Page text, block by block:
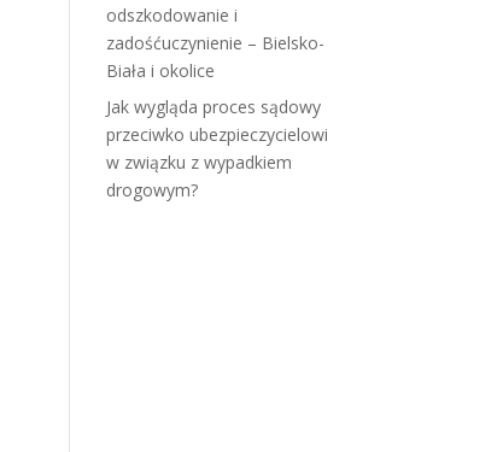
odszkodowanie i
zadośćuczynienie – Bielsko-
Biała i okolice
Jak wygląda proces sądowy
przeciwko ubezpieczycielowi
w związku z wypadkiem
drogowym?